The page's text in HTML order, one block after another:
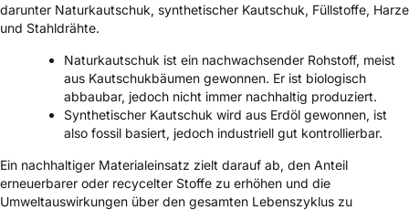
darunter Naturkautschuk, synthetischer Kautschuk, Füllstoffe, Harze
und Stahldrähte.
Naturkautschuk ist ein nachwachsender Rohstoff, meist
aus Kautschukbäumen gewonnen. Er ist biologisch
abbaubar, jedoch nicht immer nachhaltig produziert.
Synthetischer Kautschuk wird aus Erdöl gewonnen, ist
also fossil basiert, jedoch industriell gut kontrollierbar.
Ein nachhaltiger Materialeinsatz zielt darauf ab, den Anteil
erneuerbarer oder recycelter Stoffe zu erhöhen und die
Umweltauswirkungen über den gesamten Lebenszyklus zu